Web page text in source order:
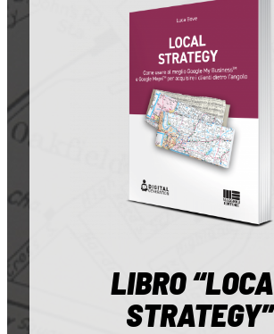
LIBRO
STRATEGY”